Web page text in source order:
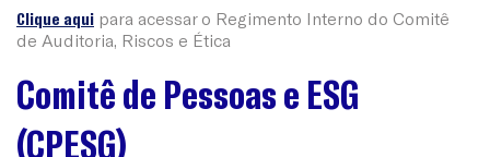
Clique aqui para acessar o Regimento Interno do Comitê
de Auditoria, Riscos e Ética
Comitê de Pessoas e ESG
(CPESG)